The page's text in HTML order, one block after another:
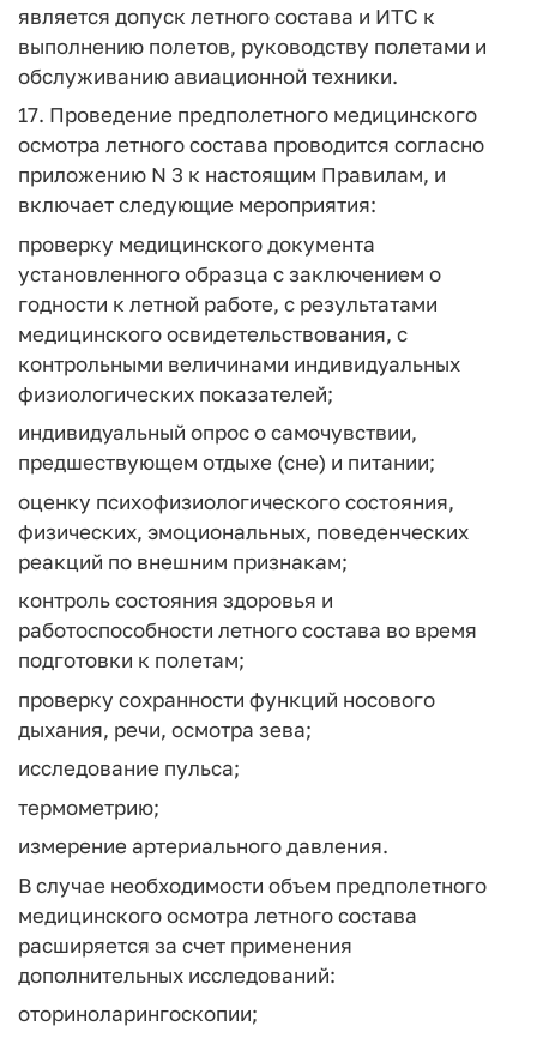
является допуск летного состава и ИТС к
выполнению полетов, руководству полетами и
обслуживанию авиационной техники.
17. Проведение предполетного медицинского
осмотра летного состава проводится согласно
приложению N 3 к настоящим Правилам, и
включает следующие мероприятия:
проверку медицинского документа
установленного образца с заключением о
годности к летной работе, с результатами
медицинского освидетельствования, с
контрольными величинами индивидуальных
физиологических показателей;
индивидуальный опрос о самочувствии,
предшествующем отдыхе (сне) и питании;
оценку психофизиологического состояния,
физических, эмоциональных, поведенческих
реакций по внешним признакам;
контроль состояния здоровья и
работоспособности летного состава во время
подготовки к полетам;
проверку сохранности функций носового
дыхания, речи, осмотра зева;
исследование пульса;
термометрию;
измерение артериального давления.
В случае необходимости объем предполетного
медицинского осмотра летного состава
расширяется за счет применения
дополнительных исследований:
оториноларингоскопии;